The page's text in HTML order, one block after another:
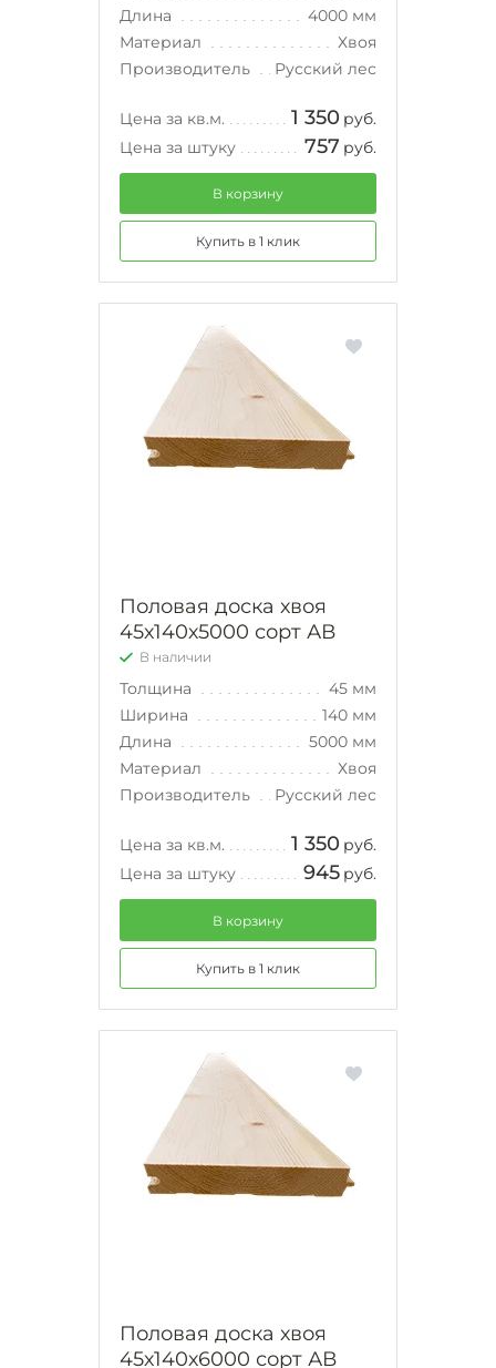
Длина
4000 мм
Материал
Хвоя
Производитель
Русский лес
Цена за кв.м. 1 350 руб.
Цена за штуку
757 руб.
В корзину
Купить в 1 клик
Половая доска хвоя
45х140х5000 сорт АВ
В наличии
Толщина
45 мм
Ширина
140 мм
Длина
5000 мм
Материал
Хвоя
Производитель
Русский лес
Цена за кв.м. 1 350 руб.
Цена за штуку
945 руб.
В корзину
Купить в 1 клик
Половая доска хвоя
45х140х6000 сорт АВ